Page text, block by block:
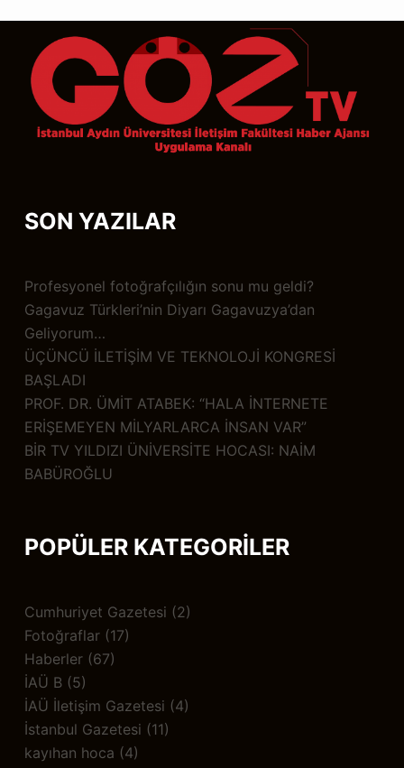
SON YAZILAR
Profesyonel fotoğrafçılığın sonu mu geldi?
Gagavuz Türkleri’nin Diyarı Gagavuzya’dan
Geliyorum…
ÜÇÜNCÜ İLETİŞİM VE TEKNOLOJİ KONGRESİ
BAŞLADI
PROF. DR. ÜMİT ATABEK: “HALA İNTERNETE
ERİŞEMEYEN MİLYARLARCA İNSAN VAR”
BİR TV YILDIZI ÜNİVERSİTE HOCASI: NAİM
BABÜROĞLU
POPÜLER KATEGORİLER
Cumhuriyet Gazetesi (2)
Fotoğraflar(17)
Haberler(67)
İAÜ B(5)
İAÜ İletişim Gazetesi (4)
İstanbul Gazetesi (11)
kayıhan hoca (4)